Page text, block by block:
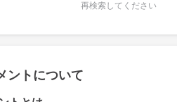
再検索してください
ントについて